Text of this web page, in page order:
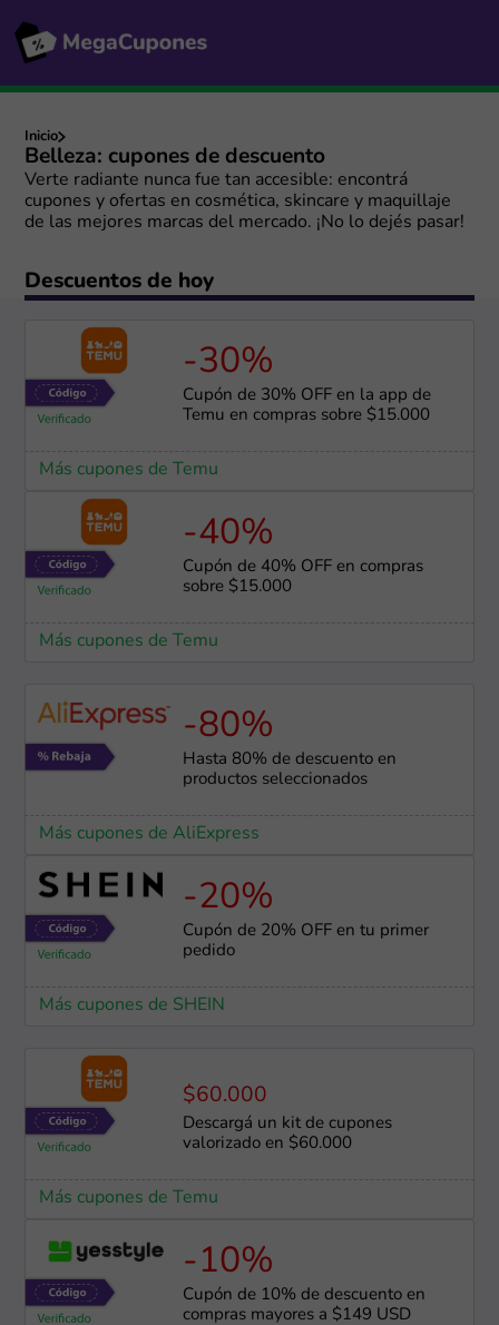
Inicio
Belleza: cupones de descuento
Verte radiante nunca fue tan accesible: encontrá
cupones y ofertas en cosmética, skincare y maquillaje
de las mejores marcas del mercado. ¡No lo dejés pasar!
Descuentos de hoy
-30%
Cupón de 30% OFF en la app de
Temu en compras sobre $15.000
Más cupones de Temu
-40%
Cupón de 40% OFF en compras
sobre $15.000
Más cupones de Temu
-80%
Hasta 80% de descuento en
productos seleccionados
Más cupones de AliExpress
-20%
Cupón de 20% OFF en tu primer
pedido
Más cupones de SHEIN
$60.000
Descargá un kit de cupones
valorizado en $60.000
Más cupones de Temu
-10%
Cupón de 10% de descuento en
compras mayores a $149 USD